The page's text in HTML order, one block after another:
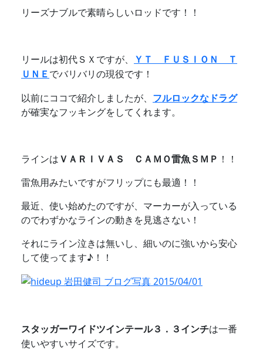
リーズナブルで素晴らしいロッドです！！
リールは初代ＳＸですが、
ＹＴ ＦＵＳＩＯＮ Ｔ
ＵＮＥでバリバリの現役です！
以前にココで紹介しましたが、 フルロックなドラグ
が確実なフッキングをしてくれます。
ラインはＶＡＲＩＶＡＳ ＣＡＭＯ雷魚ＳＭＰ ！！
雷魚用みたいですがフリップにも最適！！
最近、使い始めたのですが、マーカーが入っている
のでわずかなラインの動きを見逃さない！
それにライン泣きは無いし、細いのに強いから安心
して使ってます♪！！
スタッガーワイドツインテール３．３インチは一番
使いやすいサイズです。